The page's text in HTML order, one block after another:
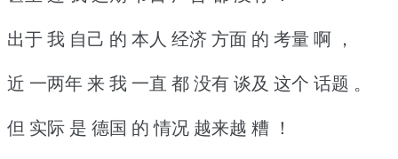
出于 我 自己 的 本人 经济 方面 的 考量 啊 ，
近 一两年 来 我 一直 都 没有 谈及 这个 话题 。
但 实际 是 德国 的 情况 越来越 糟 ！